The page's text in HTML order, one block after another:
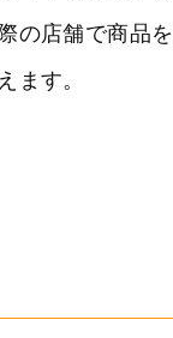
の店舗で商品
ます。